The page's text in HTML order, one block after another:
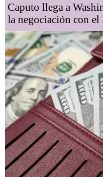
Caputo llega a
la negociación con